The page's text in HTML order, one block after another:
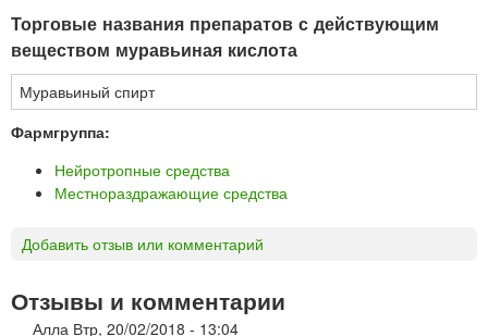
Торговые названия препаратов с действующим
веществом муравьиная кислота
Муравьиный спирт
Фармгруппа:
Нейротропные средства
Местнораздражающие средства
Добавить отзыв или комментарий
Отзывы и комментарии
Алла Втр, 20/02/2018 - 13:04